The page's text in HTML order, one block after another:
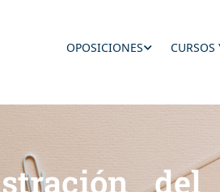
OPOSICIONES CURSOS
del